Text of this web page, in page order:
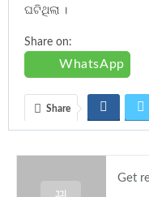
ଘଟିଥିଲା ।
Share on:
WhatsApp
Share
Get